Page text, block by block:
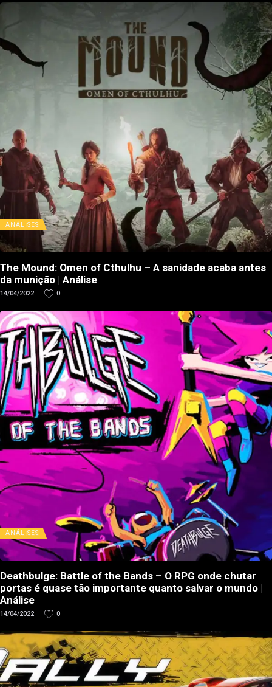
ANÁLISES
The Mound: Omen of Cthulhu – A sanidade acaba antes
da munição | Análise
14/04/2022 0
ANÁLISES
Deathbulge: Battle of the Bands – O RPG onde chutar
portas é quase tão importante quanto salvar o mundo |
Análise
14/04/2022 0